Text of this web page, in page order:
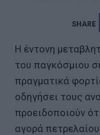
Η έντονη
του παγκόσμιου
πραγματικά
οδηγήσει τους
προειδοποιούν
αγορά